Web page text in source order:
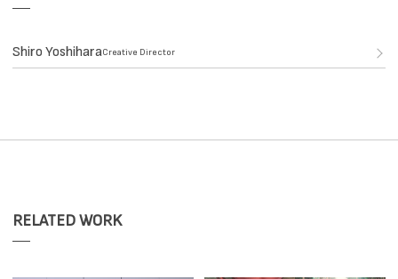
Shiro YoshiharaCreative Director
RELATED WORK